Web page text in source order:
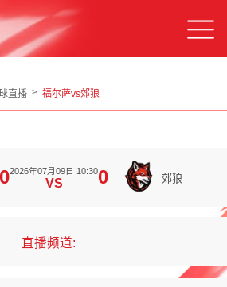
直播 福尔萨vs郊狼
02026年07月09日 10:30
VS 0 郊狼
直播频道: